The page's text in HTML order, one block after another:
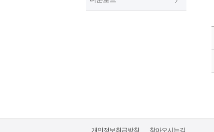
개인정보취급방침 찾아오시는길